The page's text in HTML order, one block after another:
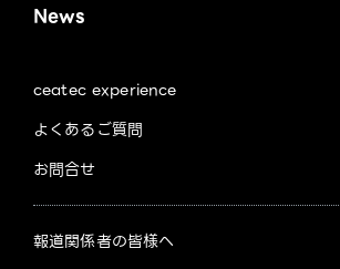
News
ceatec experience
よくあるご質問
お問合せ
報道関係者の皆様へ